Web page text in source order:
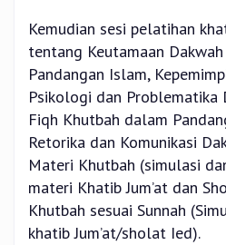
Kemudian sesi pelatihan
tentang Keutamaan
Pandangan Islam,
Psikologi dan Problematika
Fiqh Khutbah dalam
Retorika dan Komunikasi
Materi Khutbah (simulasi
materi Khatib Jum’at dan
Khutbah sesuai Sunnah
khatib Jum’at/sholat Ied).